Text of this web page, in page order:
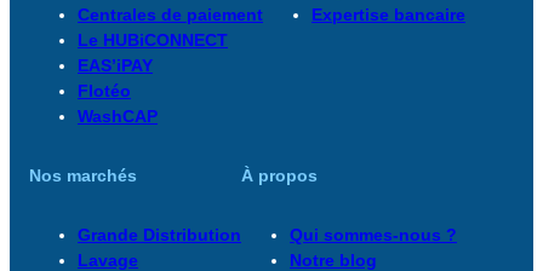
Centrales de paiement
Le HUBiCONNECT
EAS’iPAY
Flotéo
WashCAP
Expertise bancaire
Nos marchés
Grande Distribution
Lavage
À propos
Qui sommes-nous ?
Notre blog